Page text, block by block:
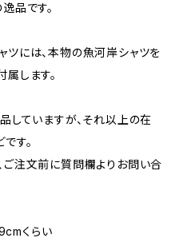
品です。
には、本物の魚河岸シャツを
します。
していますが、それ以上の在
す。
注文前に質問欄よりお問い合
くらい